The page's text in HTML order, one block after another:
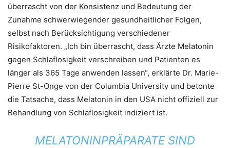
überrascht von der Konsistenz und Bedeutung der
Zunahme schwerwiegender gesundheitlicher Folgen,
selbst nach Berücksichtigung verschiedener
Risikofaktoren. „Ich bin überrascht, dass Ärzte Melatonin
gegen Schlaflosigkeit verschreiben und Patienten es
länger als 365 Tage anwenden lassen“, erklärte Dr. Marie-
Pierre St-Onge von der Columbia University und betonte
die Tatsache, dass Melatonin in den USA nicht offiziell zur
Behandlung von Schlaflosigkeit indiziert ist.
MELATONINPRÄPARATE SIND